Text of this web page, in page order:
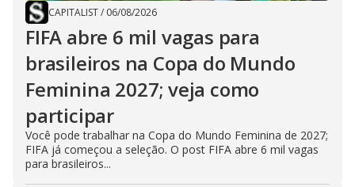
CAPITALIST/ 06/08/2026
FIFA abre 6 mil vagas para
brasileiros na Copa do Mundo
Feminina 2027; veja como
participar
Você pode trabalhar na Copa do Mundo Feminina de 2027;
FIFA já começou a seleção. O post FIFA abre 6 mil vagas
para brasileiros...